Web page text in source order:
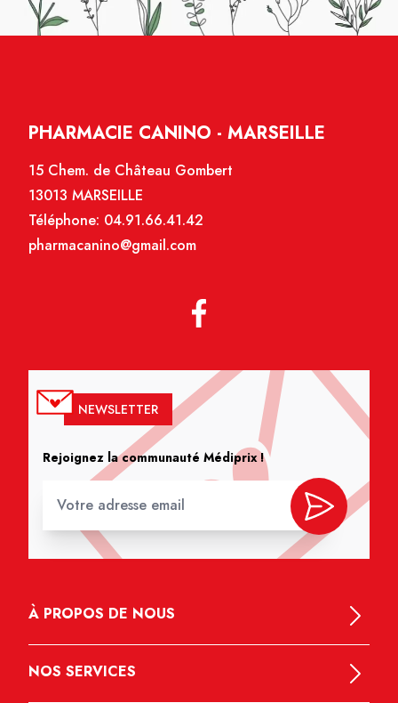
PHARMACIE CANINO - MARSEILLE
15 Chem. de Château Gombert
13013 MARSEILLE
Téléphone: 04.91.66.41.42
pharmacanino@gmail.com
NEWSLETTER
Rejoignez la communauté Médiprix !
À PROPOS DE NOUS
NOS SERVICES